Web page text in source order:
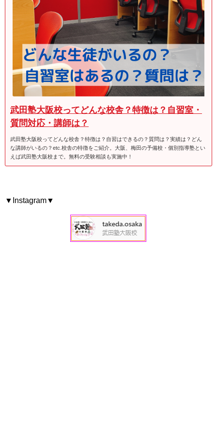
武田塾大阪校ってどんな校舎？特徴は？自習室・
質問対応・講師は？
武田塾大阪校ってどんな校舎？特徴は？自習はできるの？質問は？実績は？どん
な講師がいるの？etc.校舎の特徴をご紹介。大阪、梅田の予備校・個別指導塾とい
えば武田塾大阪校まで。無料の受験相談も実施中！
▼Instagram▼